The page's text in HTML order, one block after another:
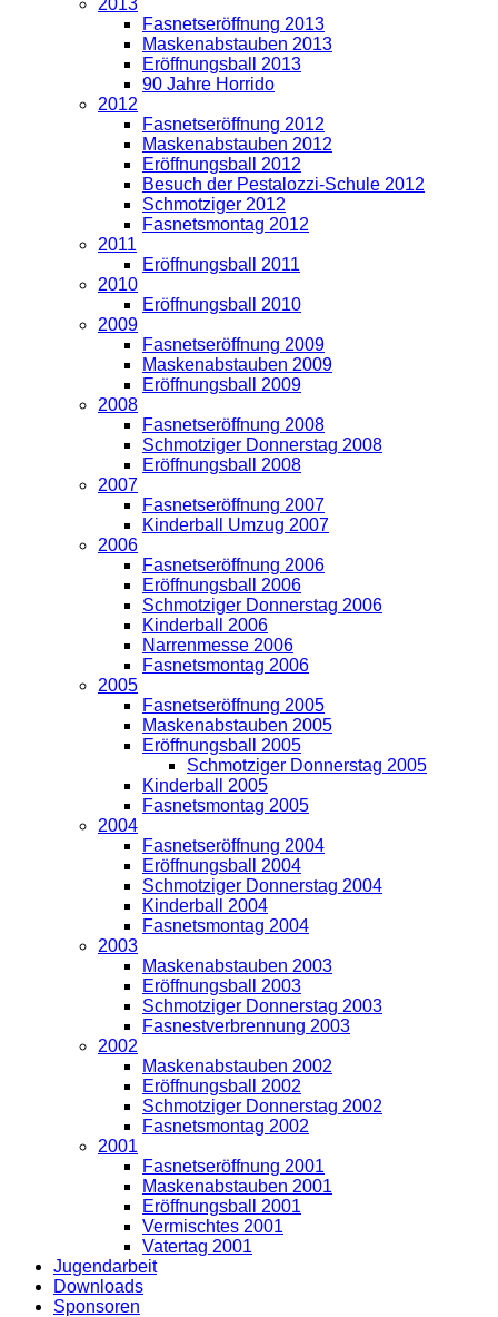
2013
Fasnetseröffnung 2013
Maskenabstauben 2013
Eröffnungsball 2013
90 Jahre Horrido
2012
Fasnetseröffnung 2012
Maskenabstauben 2012
Eröffnungsball 2012
Besuch der Pestalozzi-Schule 2012
Schmotziger 2012
Fasnetsmontag 2012
2011
Eröffnungsball 2011
2010
Eröffnungsball 2010
2009
Fasnetseröffnung 2009
Maskenabstauben 2009
Eröffnungsball 2009
2008
Fasnetseröffnung 2008
Schmotziger Donnerstag 2008
Eröffnungsball 2008
2007
Fasnetseröffnung 2007
Kinderball Umzug 2007
2006
Fasnetseröffnung 2006
Eröffnungsball 2006
Schmotziger Donnerstag 2006
Kinderball 2006
Narrenmesse 2006
Fasnetsmontag 2006
2005
Fasnetseröffnung 2005
Maskenabstauben 2005
Eröffnungsball 2005
Schmotziger Donnerstag 2005
Kinderball 2005
Fasnetsmontag 2005
2004
Fasnetseröffnung 2004
Eröffnungsball 2004
Schmotziger Donnerstag 2004
Kinderball 2004
Fasnetsmontag 2004
2003
Maskenabstauben 2003
Eröffnungsball 2003
Schmotziger Donnerstag 2003
Fasnestverbrennung 2003
2002
Maskenabstauben 2002
Eröffnungsball 2002
Schmotziger Donnerstag 2002
Fasnetsmontag 2002
2001
Fasnetseröffnung 2001
Maskenabstauben 2001
Eröffnungsball 2001
Vermischtes 2001
Vatertag 2001
Jugendarbeit
Downloads
Sponsoren